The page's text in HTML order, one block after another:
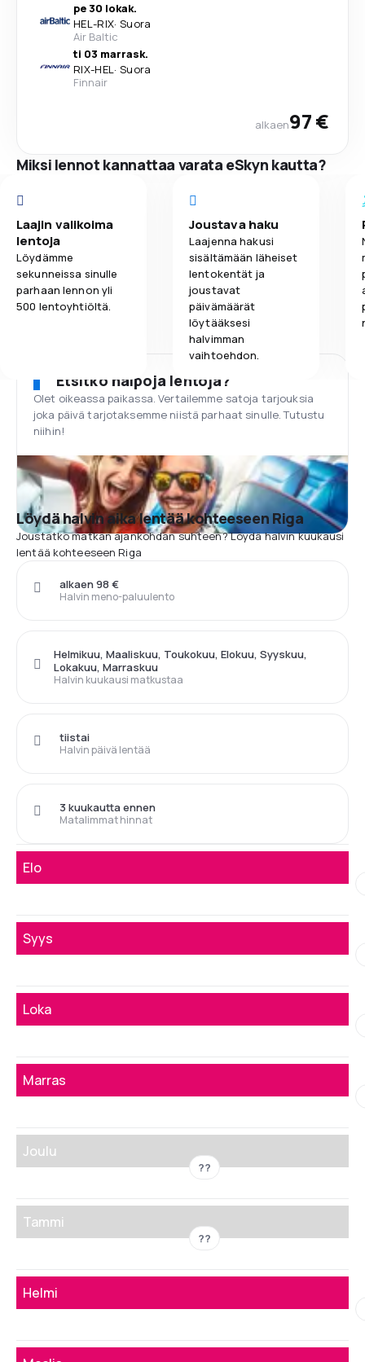
pe 30 lokak.
HEL-RIX· Suora
Air Baltic
ti 03 marrask.
RIX-HEL· Suora
Finnair
alkaen97 €
Miksi lennot kannattaa varata eSkyn kautta?
Laajin valikoima
lentoja
Löydämme
sekunneissa sinulle
parhaan lennon yli
500 lentoyhtiöltä.
Joustava haku
Laajenna hakusi
sisältämään läheiset
lentokentät ja
joustavat
päivämäärät
löytääksesi
halvimman
vaihtoehdon.
Etsitkö halpoja lentoja?
Olet oikeassa paikassa. Vertailemme satoja tarjouksia
joka päivä tarjotaksemme niistä parhaat sinulle. Tutustu
niihin!
Löydä halvin aika lentää kohteeseen Riga
Joustatko matkan ajankohdan suhteen? Löydä halvin kuukausi
lentää kohteeseen Riga
Halvin meno-paluulento
alkaen 98 €
Halvin kuukausi matkustaa
Helmikuu, Maaliskuu, Toukokuu, Elokuu, Syyskuu,
Lokakuu, Marraskuu
Halvin päivä lentää
tiistai
Matalimmat hinnat
3 kuukautta ennen
Elo
Syys
Loka
Marras
Joulu
??
Tammi
??
Helmi